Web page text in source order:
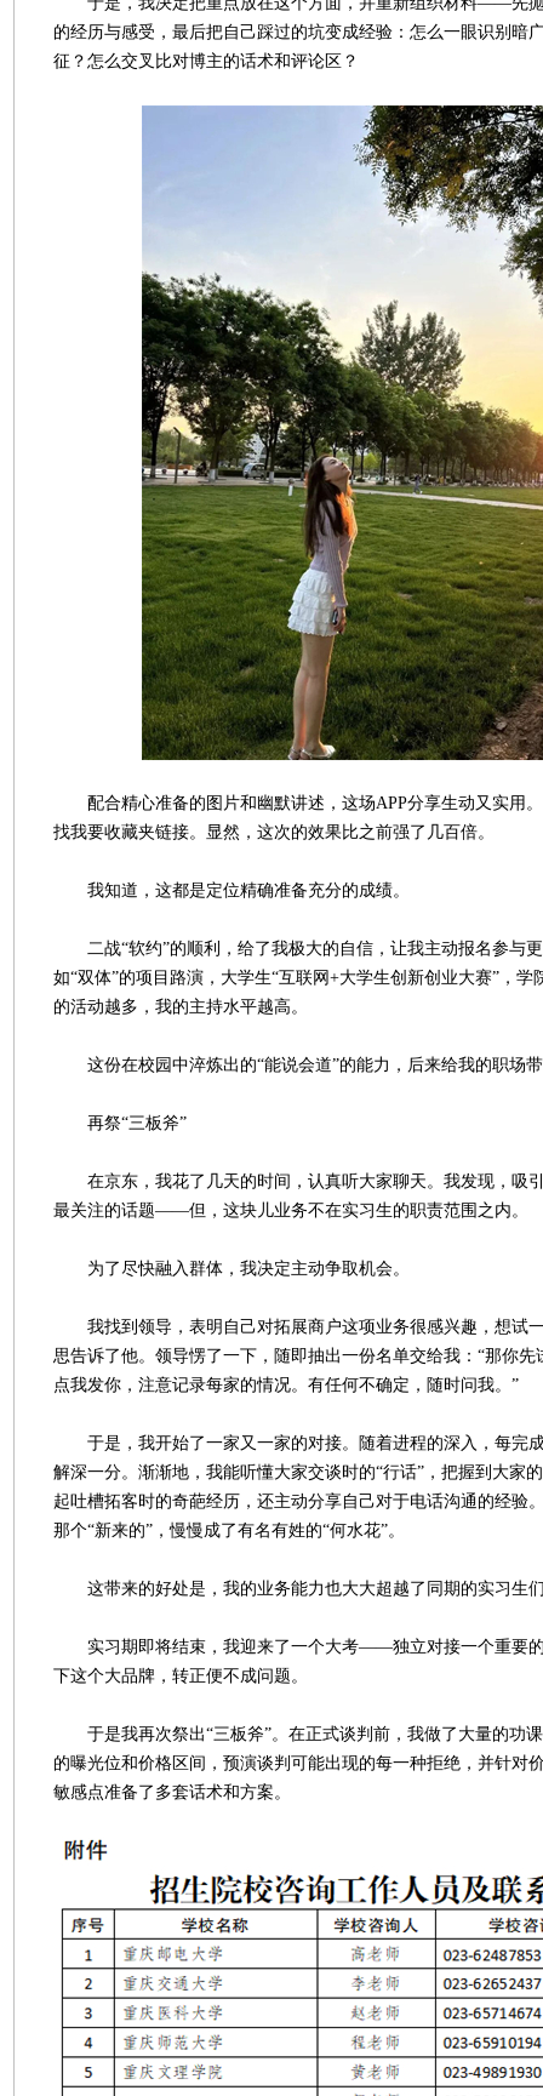
的经历与感受，最后把自己踩过的坑变成经验：怎么一眼识别暗
征？怎么交叉比对博主的话术和评论区？
配合精心准备的图片和幽默讲述，这场APP分享生动又实用
找我要收藏夹链接。显然，这次的效果比之前强了几百倍。
我知道，这都是定位精确准备充分的成绩。
二战“软约”的顺利，给了我极大的自信，让我主动报名参与
如“双体”的项目路演，大学生“互联网+大学生创新创业大赛”，学
的活动越多，我的主持水平越高。
这份在校园中淬炼出的“能说会道”的能力，后来给我的职场
再祭“三板斧”
在京东，我花了几天的时间，认真听大家聊天。我发现，吸
最关注的话题——但，这块儿业务不在实习生的职责范围之内。
为了尽快融入群体，我决定主动争取机会。
我找到领导，表明自己对拓展商户这项业务很感兴趣，想试
思告诉了他。领导愣了一下，随即抽出一份名单交给我：“那你先
点我发你，注意记录每家的情况。有任何不确定，随时问我。”
于是，我开始了一家又一家的对接。随着进程的深入，每完
解深一分。渐渐地，我能听懂大家交谈时的“行话”，把握到大家
起吐槽拓客时的奇葩经历，还主动分享自己对于电话沟通的经验
那个“新来的”，慢慢成了有名有姓的“何水花”。
这带来的好处是，我的业务能力也大大超越了同期的实习生
实习期即将结束，我迎来了一个大考——独立对接一个重要的
下这个大品牌，转正便不成问题。
于是我再次祭出“三板斧”。在正式谈判前，我做了大量的功
的曝光位和价格区间，预演谈判可能出现的每一种拒绝，并针对
敏感点准备了多套话术和方案。